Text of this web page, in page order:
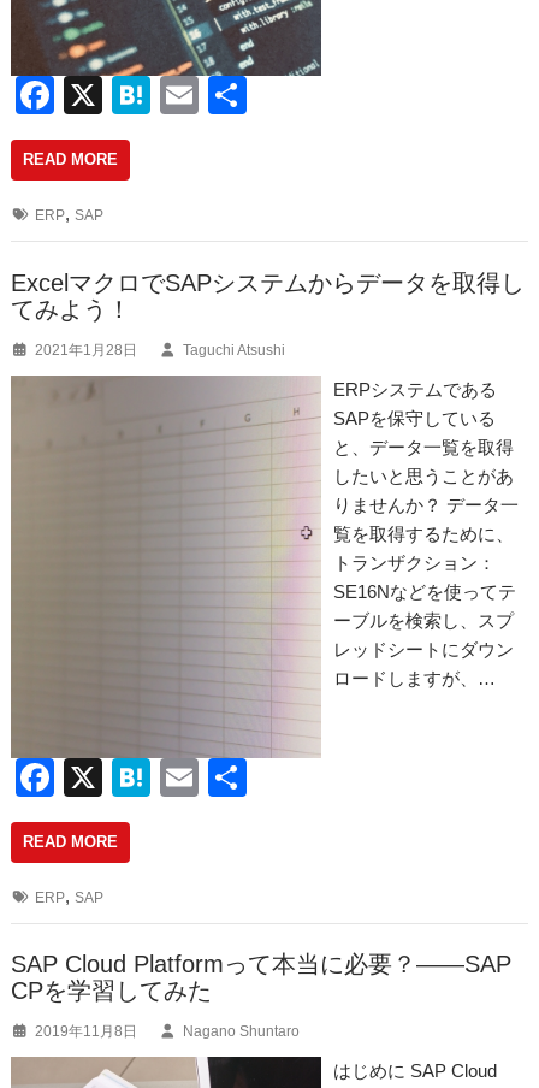
F
a
c
e
b
o
o
k
X
H
a
E
READ MORE
ERP,SAP
ExcelマクロでSAPシステムからデータを取得し
てみよう！
2021年1月28日 Taguchi Atsushi
ERPシステムである
SAPを保守している
と、データ一覧を取得
したいと思うことがあ
りませんか？ データ一
覧を取得するために、
トランザクション：
SE16Nなどを使ってテ
ーブルを検索し、スプ
レッドシートにダウン
ロードしますが、…
F
a
c
e
b
o
o
k
X
H
a
E
READ MORE
ERP,SAP
SAP Cloud Platformって本当に必要？――SAP
CPを学習してみた
2019年11月8日 Nagano Shuntaro
はじめに SAP Cloud